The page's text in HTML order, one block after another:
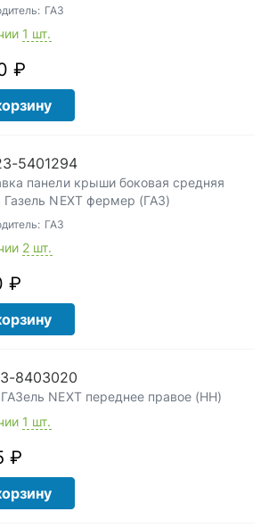
ГАЗ
1 шт.
₽
5401294
панели крыши боковая средняя
Газель NEXT фермер (ГАЗ)
ГАЗ
2 шт.
₽
8403020
NEXT переднее правое (НН)
1 шт.
₽